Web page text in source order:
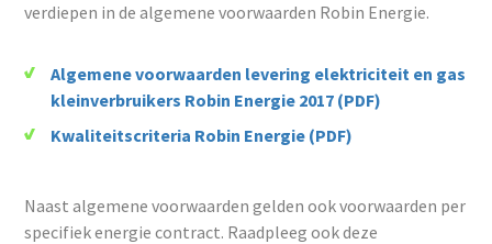
verdiepen in de algemene voorwaarden Robin Energie.
Algemene voorwaarden levering elektriciteit en gas
kleinverbruikers Robin Energie 2017 (PDF)
Kwaliteitscriteria Robin Energie (PDF)
Naast algemene voorwaarden gelden ook voorwaarden per
specifiek energie contract. Raadpleeg ook deze